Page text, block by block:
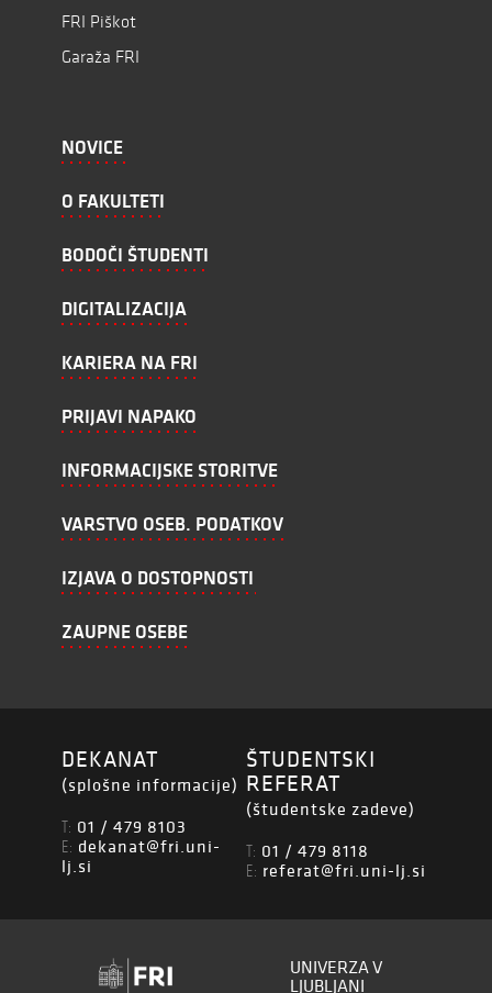
FRI Piškot
Garaža FRI
NOVICE
O FAKULTETI
BODOČI ŠTUDENTI
DIGITALIZACIJA
KARIERA NA FRI
PRIJAVI NAPAKO
INFORMACIJSKE STORITVE
VARSTVO OSEB. PODATKOV
IZJAVA O DOSTOPNOSTI
ZAUPNE OSEBE
DEKANAT
(splošne informacije)
T: 01 / 479 8103
E: dekanat@fri.uni-
lj.si
ŠTUDENTSKI
REFERAT
(študentske zadeve)
T: 01 / 479 8118
E: referat@fri.uni-lj.si
UNIVERZA V
LJUBLJANI